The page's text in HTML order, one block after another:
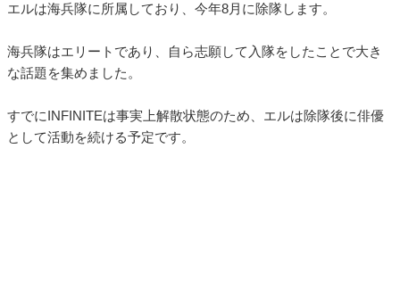
エルは海兵隊に所属しており、今年8月に除隊します。
海兵隊はエリートであり、自ら志願して入隊をしたことで大き
な話題を集めました。
すでにINFINITEは事実上解散状態のため、エルは除隊後に俳優
として活動を続ける予定です。